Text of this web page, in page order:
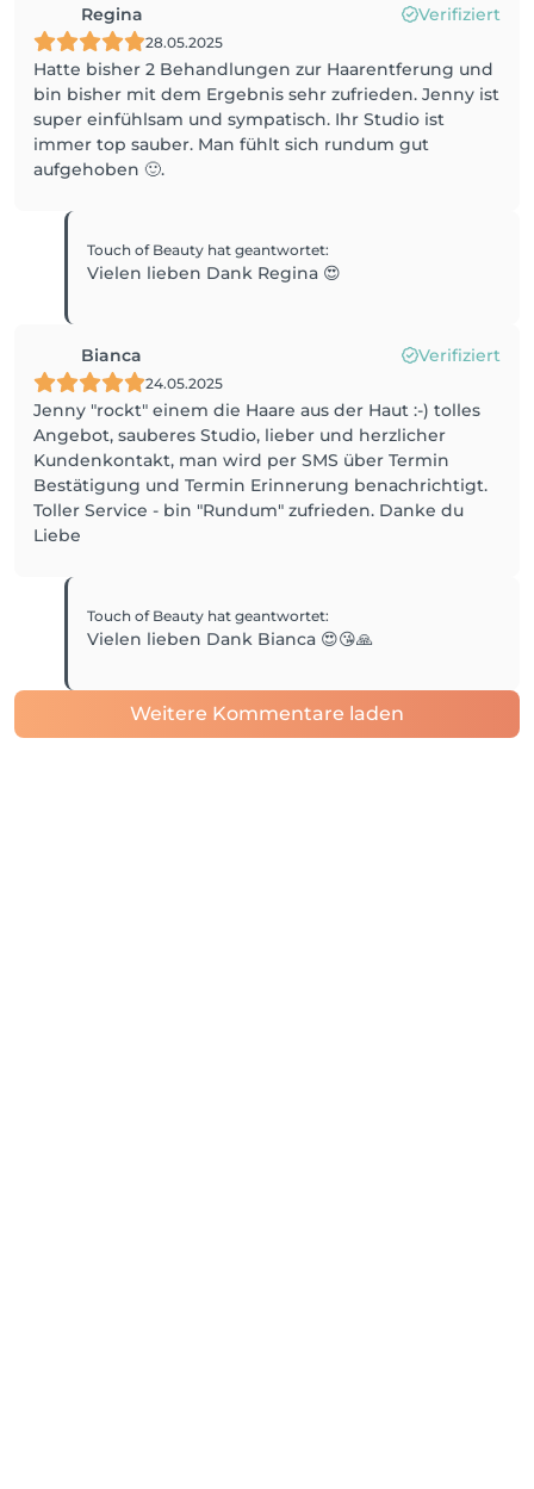
Regina Verifiziert
28.05.2025
Hatte bisher 2 Behandlungen zur Haarentferung und
bin bisher mit dem Ergebnis sehr zufrieden. Jenny ist
super einfühlsam und sympatisch. Ihr Studio ist
immer top sauber. Man fühlt sich rundum gut
aufgehoben 🙂.
Touch of Beauty hat geantwortet:
Vielen lieben Dank Regina 😍
Bianca Verifiziert
24.05.2025
Jenny "rockt" einem die Haare aus der Haut :-) tolles
Angebot, sauberes Studio, lieber und herzlicher
Kundenkontakt, man wird per SMS über Termin
Bestätigung und Termin Erinnerung benachrichtigt.
Toller Service - bin "Rundum" zufrieden. Danke du
Liebe
Touch of Beauty hat geantwortet:
Vielen lieben Dank Bianca 😍😘🙏
Weitere Kommentare laden